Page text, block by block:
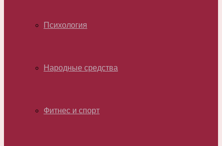
Психология
Народные средства
Фитнес и спорт